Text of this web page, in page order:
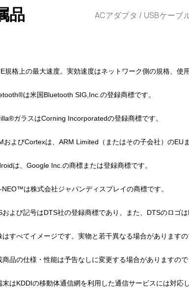
品 ACアダプタ / USBケーブ
規格上の最大速度。実効速度はネットワーク側の規格、使
は米国Bluetooth SIG,Inc.の登録商標です。
ガラスはCorning Incorporatedの登録商標です。
およびCortexは、ARM Limited（またはその子会社）のEU
は、Google Inc.の商標または登録商標です。
は株式会社ジャパンディスプレイの商標です。
よび記号はDTS社の登録商標であり、また、DTSのロゴは
すべてイメージです。実物と若干異なる場合がありますの
品の仕様・性能は予告なしに変更する場合がありますので
はKDDIの移動体通信網を利⽤した通信サービスには対応